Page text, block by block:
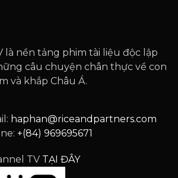
là nền tảng phim tài liệu độc lập
câu chuyện chân thực về con
và khắp Châu Á.
haphan@riceandpartners.com
+(84) 969695671
TV TẠI ĐÂY